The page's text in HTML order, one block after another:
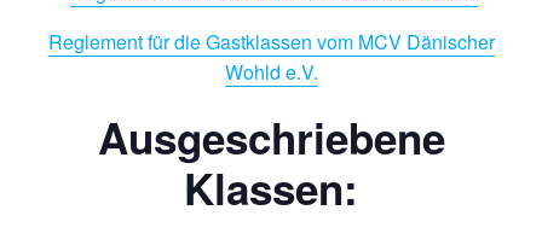
Reglement für die Gastklassen vom MCV Dänischer
Wohld e.V.
Ausgeschriebene
Klassen: